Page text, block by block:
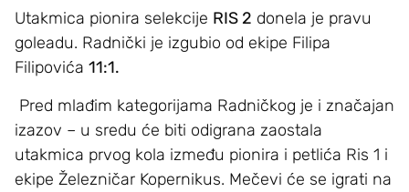
Utakmica pionira selekcije RIS 2 donela je pravu
goleadu. Radnički je izgubio od ekipe Filipa
Filipovića 11:1.
Pred mlađim kategorijama Radničkog je i značajan
izazov – u sredu će biti odigrana zaostala
utakmica prvog kola između pionira i petlića Ris 1 i
ekipe Železničar Kopernikus. Mečevi će se igrati na